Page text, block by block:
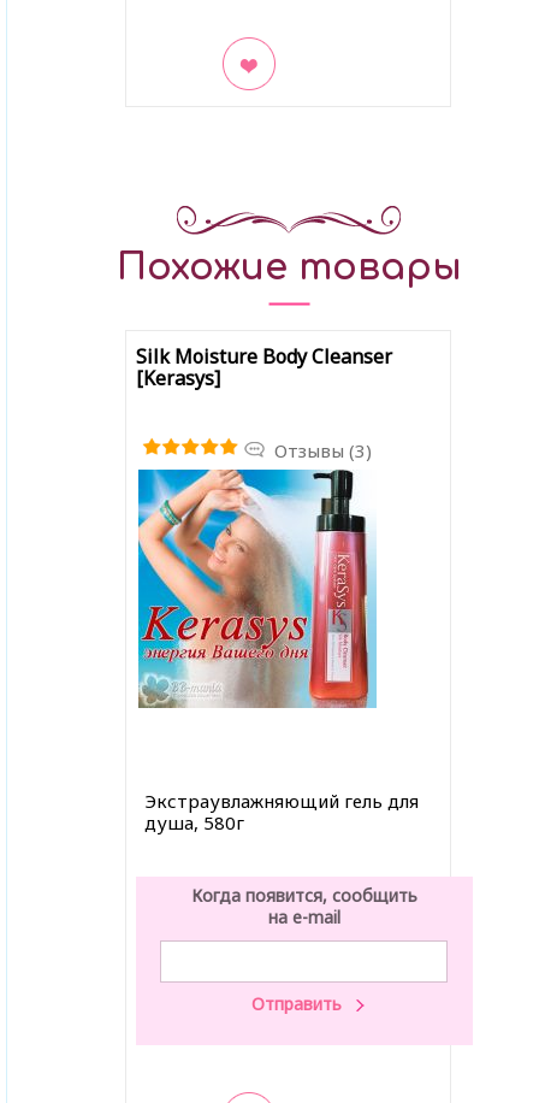
Похожие товары
Silk Moisture Body Cleanser
[Kerasys]
Отзывы (3)
Экстраувлажняющий гель для
душа, 580г
Когда появится, сообщить
на e-mail